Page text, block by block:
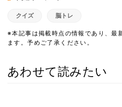
クイズ 脳トレ
※本記事は掲載時点の情報であり、最
ます。予めご了承ください。
あわせて読みたい